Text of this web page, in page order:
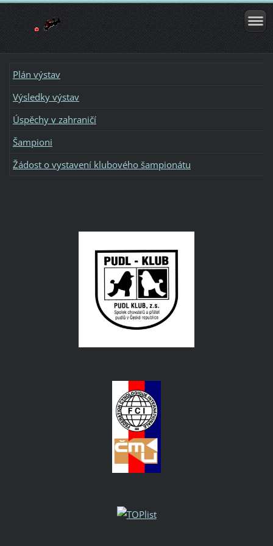
Plán výstav
Výsledky výstav
Úspěchy v zahraničí
Šampioni
Žádost o vystavení klubového šampionátu